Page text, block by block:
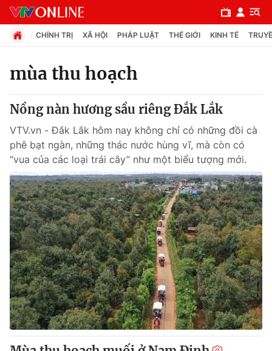
Chuyên mục
Xã hội
Pháp luật
Y tế
Thế giới
Tin tức
Thế giới đó đây
Câu chuyện quốc tế
Kinh tế
Tài chính
Thị trường
Dữ liệu và đời sống
CHÍNH TRỊ XÃ HỘI PHÁP LUẬT THẾ GIỚI KINH TẾ
mùa thu hoạch
Nồng nàn hương sầu riêng Đắk Lắk
VTV.vn - Đắk Lắk hôm nay không chỉ có những đồi cà
phê bạt ngàn, những thác nước hùng vĩ, mà còn có
“vua của các loại trái cây” như một biểu tượng mới.